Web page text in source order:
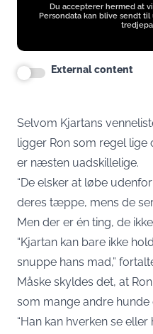
Du accepterer hermed at
Persondata kan blive sendt
External content
Selvom Kjartans
ligger Ron som regel lige
er næsten uadskillelige.
“De elsker at løbe
deres tæppe, mens de
Men der er én ting, de
“Kjartan kan bare ikke
snuppe hans mad,”
Måske skyldes det, at
som mange andre
“Han kan hverken se